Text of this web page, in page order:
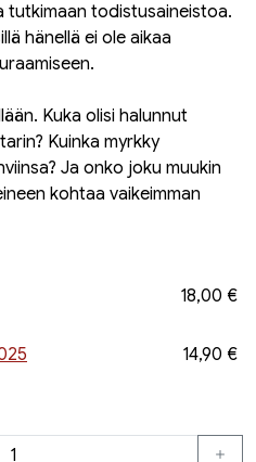
tutkimaan todistusaineistoa.
hänellä ei ole aikaa
Kuka olisi halunnut
Kuinka myrkky
Ja onko joku muukin
kohtaa vaikeimman
18,00 €
14,90 €